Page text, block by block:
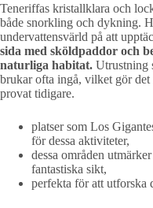
Teneriffas kristallklara och
både snorkling och dykning.
undervattensvärld på att
sida med sköldpaddor och
naturliga habitat. Utrustning
brukar ofta ingå, vilket gör
provat tidigare.
platser som Los
för dessa aktiviteter,
dessa områden
fantastiska sikt,
perfekta för att utforska